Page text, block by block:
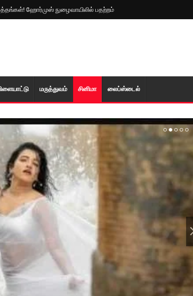
சத்தங்கள்! ஹோர்முஸ் நுழைவாயிலில் பதற்றம்
மரு‌த்துவ‌ம் சினிமா லைப்ஸ்டைல்